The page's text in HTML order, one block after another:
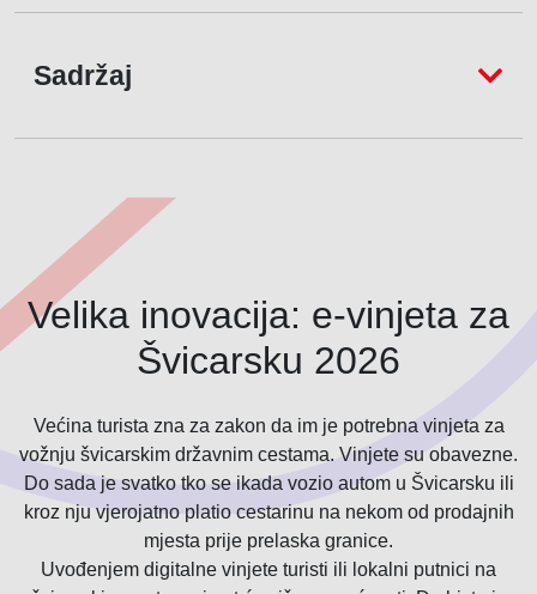
Sadržaj
Velika inovacija: e-vinjeta za
Švicarsku 2026
Većina turista zna za zakon da im je potrebna vinjeta za
vožnju švicarskim državnim cestama. Vinjete su obavezne.
Do sada je svatko tko se ikada vozio autom u Švicarsku ili
kroz nju vjerojatno platio cestarinu na nekom od prodajnih
mjesta prije prelaska granice.
Uvođenjem digitalne vinjete turisti ili lokalni putnici na